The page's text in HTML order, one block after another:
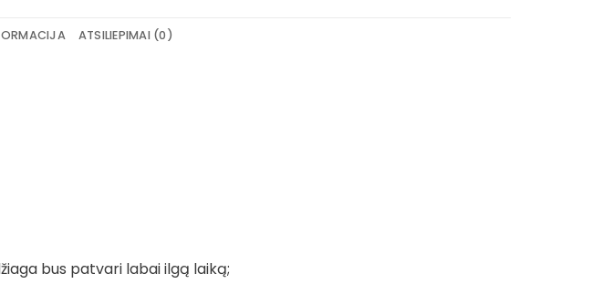
ATSILIEPIMAI (0)
bus patvari labai ilgą laiką;